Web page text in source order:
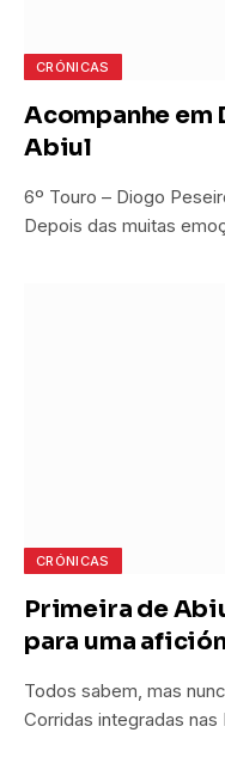
CRÓNICAS
Acompanhe em
Abiul
6º Touro – Diogo
Depois das muitas
CRÓNICAS
Primeira de
para uma
Todos sabem, mas
Corridas integradas